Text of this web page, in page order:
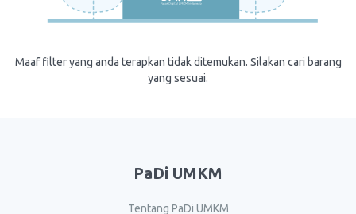
Maaf filter yang anda terapkan tidak ditemukan. Silakan cari barang
yang sesuai.
PaDi UMKM
Tentang PaDi UMKM